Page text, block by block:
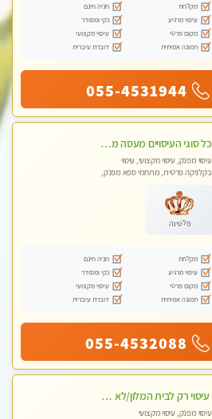
מקלחת
חניה חינם
עיסוי מרגיע
נקי ומסודר
מקום פרטי
עיסוי מקצועי
תמונה אמיתית
דוברת עיברית
055-4531944
כל סוגי העיסויים מעסה מקצועית ואיכותית פרטי! -Selena Spa and Massage
עיסוי מפנק, עיסוי מקצועי, עיסוי
בקלניקה פרטית, מתחמי ספא מפנק,
פלטינה
מקלחת
חניה חינם
עיסוי מרגיע
נקי ומסודר
מקום פרטי
עיסוי מקצועי
תמונה אמיתית
דוברת עיברית
055-4532088
עיסוי רק לבית המלון/לא לבית הלקוח -שרון מוסמכת באילת ברמה גבוה ומקצועית למלון !Sharon massages(לא מגיע לבית הלקוח )
עיסוי מפנק, עיסוי מקצועי